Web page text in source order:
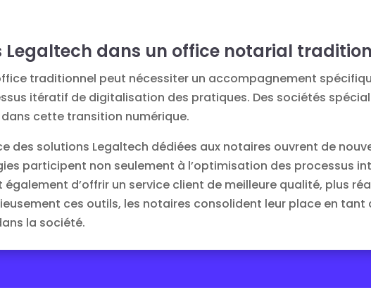
dans un office notarial
traditionnel peut nécessiter un accompagnement
itératif de digitalisation des pratiques. Des sociétés
cette transition numérique.
des solutions Legaltech dédiées aux notaires ouvrent de
participent non seulement à l’optimisation des processus
d’offrir un service client de meilleure qualité, plus
ces outils, les notaires consolident leur place en tant
la société.